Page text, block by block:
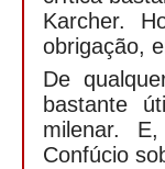
Karcher.
obrigação,
De
bastante
milenar.
Confúcio